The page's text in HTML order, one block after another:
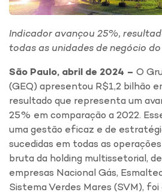
Indicador avançou 25%,
todas as unidades de negócio
São Paulo, abril de 2024 – O
(GEQ) apresentou R$1,2 bilhão
resultado que representa um
25% em comparação a 2022.
uma gestão eficaz e de
sucedidas em todas as
bruta da holding multissetorial,
empresas Nacional Gás,
Sistema Verdes Mares (SVM), foi